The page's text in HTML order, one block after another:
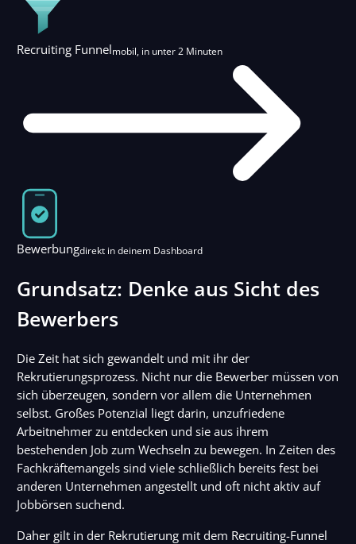
Recruiting Funnelmobil, in unter 2 Minuten
Bewerbungdirekt in deinem Dashboard
Grundsatz: Denke aus Sicht des
Bewerbers
Die Zeit hat sich gewandelt und mit ihr der
Rekrutierungsprozess. Nicht nur die Bewerber müssen von
sich überzeugen, sondern vor allem die Unternehmen
selbst. Großes Potenzial liegt darin, unzufriedene
Arbeitnehmer zu entdecken und sie aus ihrem
bestehenden Job zum Wechseln zu bewegen. In Zeiten des
Fachkräftemangels sind viele schließlich bereits fest bei
anderen Unternehmen angestellt und oft nicht aktiv auf
Jobbörsen suchend.
Daher gilt in der Rekrutierung mit dem Recruiting-Funnel